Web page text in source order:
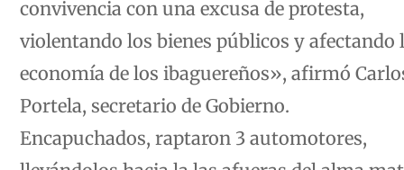
violentando los bienes públicos y afectando
economía de los ibaguereños», afirmó
Portela, secretario de Gobierno.
Encapuchados, raptaron 3 automotores,
llevándolos hacia la las afueras del alma